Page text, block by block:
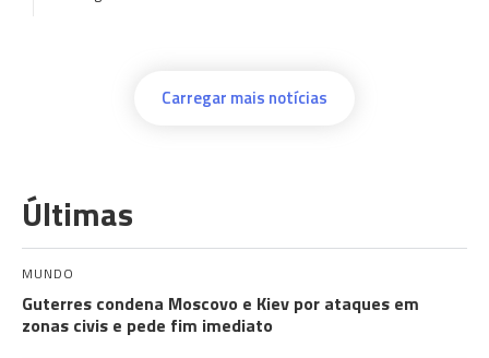
Carregar mais notícias
Últimas
MUNDO
Guterres condena Moscovo e Kiev por ataques em
zonas civis e pede fim imediato